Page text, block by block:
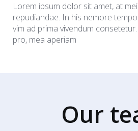
Lorem ipsum dolor sit amet, at
repudiandae. In his nemore
vim ad prima vivendum
pro, mea aperiam
Our